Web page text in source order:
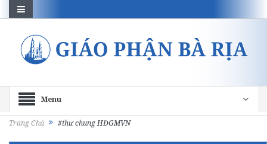
Menu
Trang Chủ #thư chung HĐGMVN